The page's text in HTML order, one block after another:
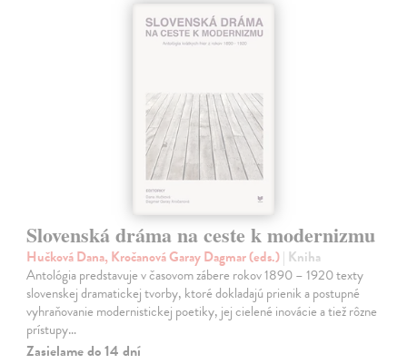
Slovenská dráma na ceste k modernizmu
Hučková Dana, Kročanová Garay Dagmar (eds.)| Kniha
Antológia predstavuje v časovom zábere rokov 1890 – 1920 texty
slovenskej dramatickej tvorby, ktoré dokladajú prienik a postupné
vyhraňovanie modernistickej poetiky, jej cielené inovácie a tiež rôzne
prístupy…
Zasielame do 14 dní